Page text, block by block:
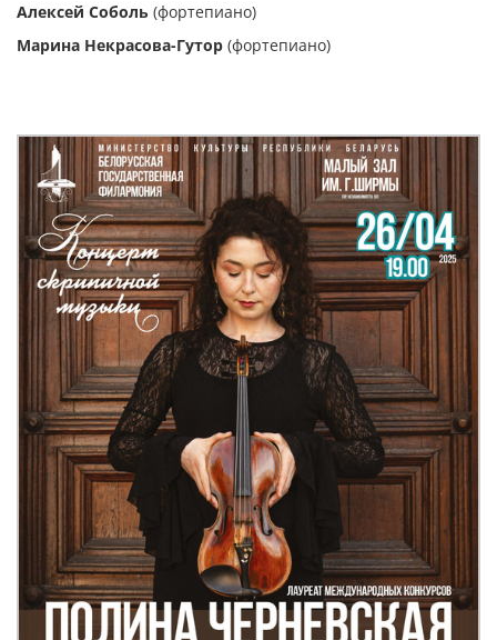
Алексей Соболь (фортепиано)
Марина Некрасова-Гутор (фортепиано)